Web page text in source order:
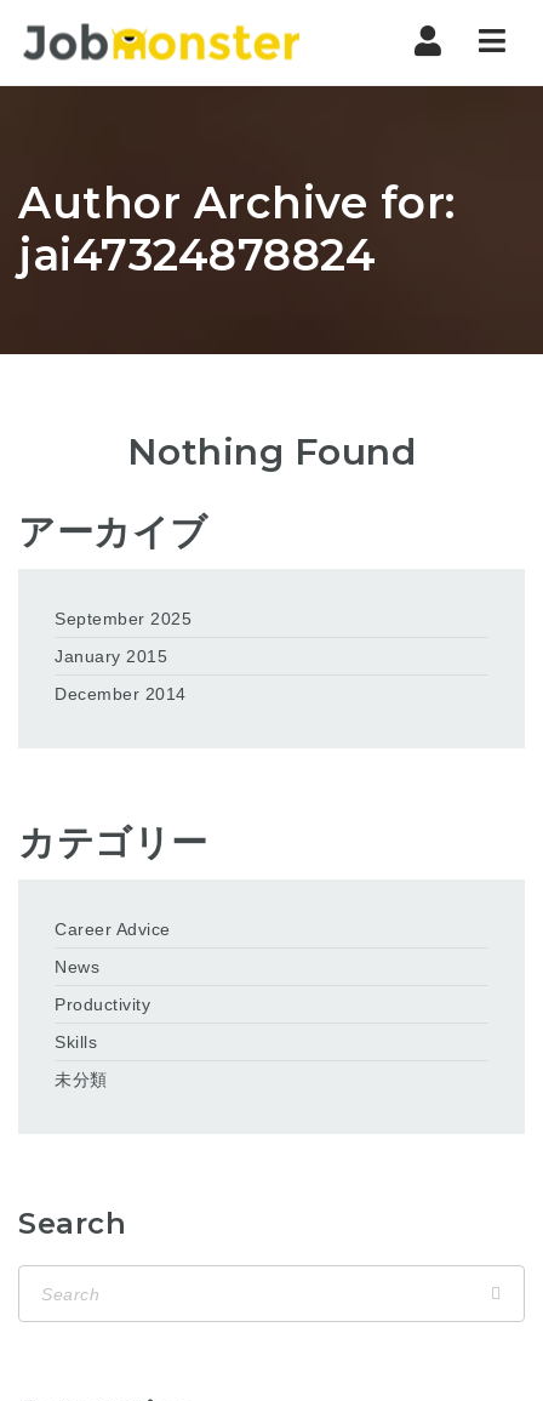
Author Archive for:
jai47324878824
Nothing Found
アーカイブ
September 2025
January 2015
December 2014
カテゴリー
Career Advice
News
Productivity
Skills
未分類
Search